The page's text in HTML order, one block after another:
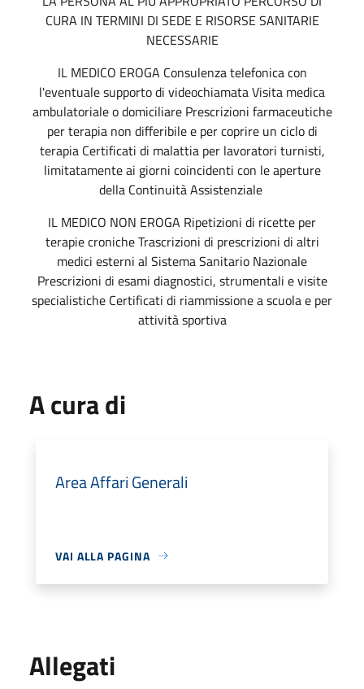
CURA IN TERMINI DI SEDE E RISORSE SANITARIE
NECESSARIE
IL MEDICO EROGA Consulenza telefonica con
l'eventuale supporto di videochiamata Visita medica
ambulatoriale o domiciliare Prescrizioni farmaceutiche
per terapia non differibile e per coprire un ciclo di
terapia Certificati di malattia per lavoratori turnisti,
limitatamente ai giorni coincidenti con le aperture
della Continuità Assistenziale
IL MEDICO NON EROGA Ripetizioni di ricette per
terapie croniche Trascrizioni di prescrizioni di altri
medici esterni al Sistema Sanitario Nazionale
Prescrizioni di esami diagnostici, strumentali e visite
specialistiche Certificati di riammissione a scuola e per
attività sportiva
A cura di
Area Affari Generali
VAI ALLA PAGINA
Allegati